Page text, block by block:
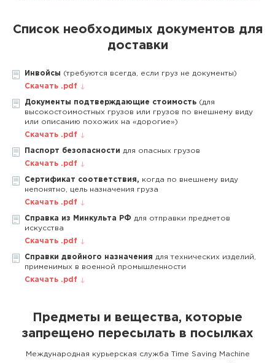
Список необходимых документов для
доставки
Инвойсы (требуются всегда, если груз не документы)
Скачать .pdf
Документы подтверждающие стоимость (для
высокостоимостных грузов или грузов по внешнему виду
или описанию похожих на «дорогие»)
Скачать .pdf
Паспорт безопасности для опасных грузов
Скачать .pdf
Сертификат соответствия, когда по внешнему виду
непонятно, цель назначения груза
Скачать .pdf
Справка из Минкульта РФ для отправки предметов
искусства
Скачать .pdf
Справки двойного назначения для технических изделий,
применимых в военной промышленности
Скачать .pdf
Предметы и вещества, которые
запрещено пересылать в посылках
Международная курьерская служба Time Saving Machine